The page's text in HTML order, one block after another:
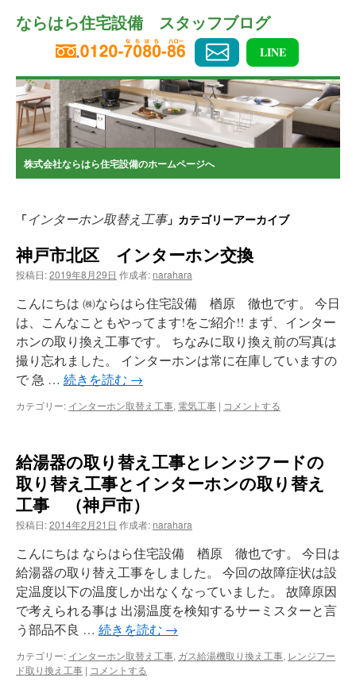
ン
テ
へ
ス
キ
ッ
プ
ならはら住宅設備 スタッフブログ
LINE
株式会社ならはら住宅設備のホームページへ
「インターホン取替え工事」カテゴリーアーカイブ
神戸市北区 インターホン交換
投稿日:2019年8月29日 作成者: narahara
こんにちは ㈱ならはら住宅設備 楢原 徹也です。 今日
は、こんなこともやってます!をご紹介!! まず、インター
ホンの取り換え工事です。 ちなみに取り換え前の写真は
撮り忘れました。 インターホンは常に在庫していますの
で 急 … 続きを読む →
カテゴリー: インターホン取替え工事, 電気工事 | コメントする
給湯器の取り替え工事とレンジフードの
取り替え工事とインターホンの取り替え
工事 （神戸市）
投稿日:2014年2月21日 作成者: narahara
こんにちは ならはら住宅設備 楢原 徹也です。 今日は
給湯器の取り替え工事をしました。 今回の故障症状は設
定温度以下の温度しか出なくなっていました。 故障原因
で考えられる事は 出湯温度を検知するサーミスターと言
う部品不良 … 続きを読む →
カテゴリー: インターホン取替え工事, ガス給湯機取り換え工事, レンジフー
ド取り換え工事 | コメントする